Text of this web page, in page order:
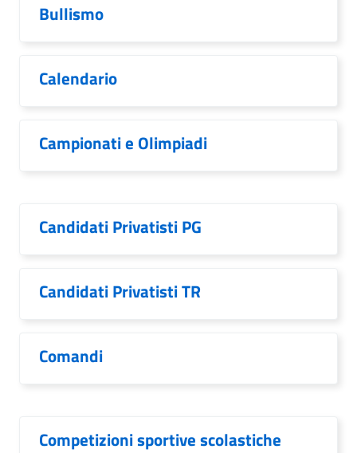
Bullismo
Calendario
Campionati e Olimpiadi
Candidati Privatisti PG
Candidati Privatisti TR
Comandi
Competizioni sportive scolastiche